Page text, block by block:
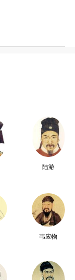
陆游
韦应物